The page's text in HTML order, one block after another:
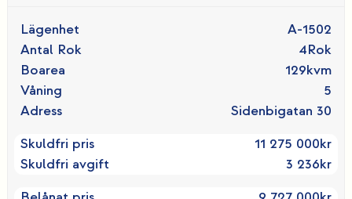
Lägenhet
A-1502
Antal Rok
4Rok
Boarea
129kvm
Våning
5
Adress
Sidenbigatan 30
Skuldfri pris
11 275 000kr
Skuldfri avgift
3 236kr